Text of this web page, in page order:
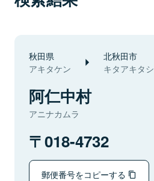
秋田県
アキタケン
北秋田市
キタアキタシ
阿仁中村
アニナカムラ
018-4732
郵便番号をコピーする